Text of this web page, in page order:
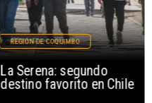
La Serena: segundo
destino favorito en Chile
REGIÓN DE COQUIMBO